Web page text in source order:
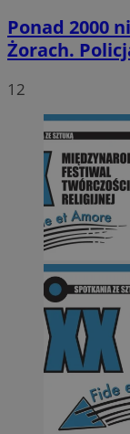
Ponad 2000
Żorach.
12